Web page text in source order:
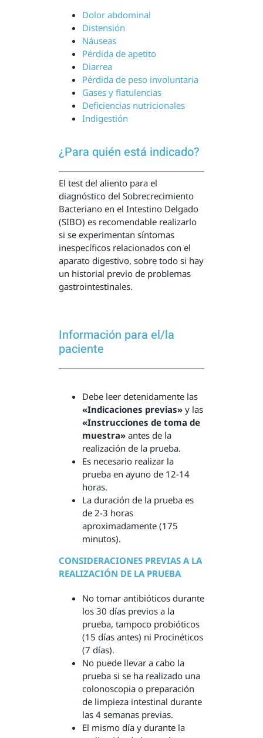
Dolor abdominal
Distensión
Náuseas
Pérdida de apetito
Diarrea
Pérdida de peso involuntaria
Gases y flatulencias
Deficiencias nutricionales
Indigestión
¿Para quién está indicado?
El test del aliento para el
diagnóstico del Sobrecrecimiento
Bacteriano en el Intestino Delgado
(SIBO) es recomendable realizarlo
si se experimentan síntomas
inespecíficos relacionados con el
aparato digestivo, sobre todo si hay
un historial previo de problemas
gastrointestinales.
Información para el/la
paciente
Debe leer detenidamente las
«Indicaciones previas»y las
«Instrucciones de toma de
muestra»antes de la
realización de la prueba.
Es necesario realizar la
prueba en ayuno de 12-14
horas.
La duración de la prueba es
de 2-3 horas
aproximadamente (175
minutos).
CONSIDERACIONES PREVIAS A LA
REALIZACIÓN DE LA PRUEBA
No tomar antibióticos durante
los 30 días previos a la
prueba, tampoco probióticos
(15 días antes) ni Procinéticos
(7 días).
No puede llevar a cabo la
prueba si se ha realizado una
colonoscopia o preparación
de limpieza intestinal durante
las 4 semanas previas.
El mismo día y durante la